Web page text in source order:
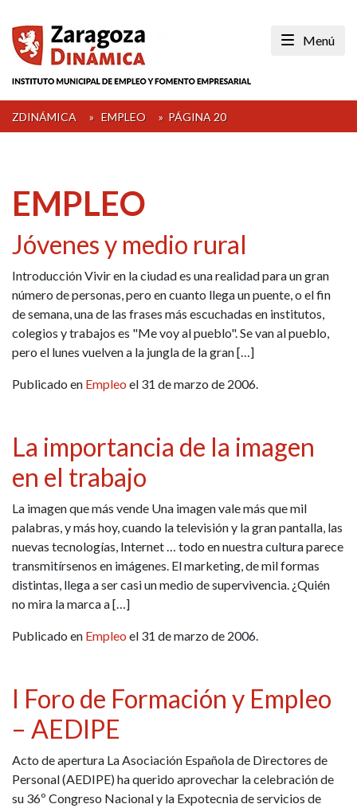
content
Menú
ZDINÁMICA » EMPLEO » PÁGINA 20
EMPLEO
Jóvenes y medio rural
Introducción Vivir en la ciudad es una realidad para un gran
número de personas, pero en cuanto llega un puente, o el fin
de semana, una de las frases más escuchadas en institutos,
colegios y trabajos es "Me voy al pueblo". Se van al pueblo,
pero el lunes vuelven a la jungla de la gran […]
Publicado en Empleo el 31 de marzo de 2006.
La importancia de la imagen
en el trabajo
La imagen que más vende Una imagen vale más que mil
palabras, y más hoy, cuando la televisión y la gran pantalla, las
nuevas tecnologías, Internet … todo en nuestra cultura parece
transmitírsenos en imágenes. El marketing, de mil formas
distintas, llega a ser casi un medio de supervivencia. ¿Quién
no mira la marca a […]
Publicado en Empleo el 31 de marzo de 2006.
I Foro de Formación y Empleo
– AEDIPE
Acto de apertura La Asociación Española de Directores de
Personal (AEDIPE) ha querido aprovechar la celebración de
su 36º Congreso Nacional y la Expotecnia de servicios de